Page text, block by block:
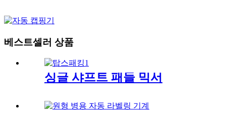
베스트셀러 상품
싱글 샤프트 패들 믹서